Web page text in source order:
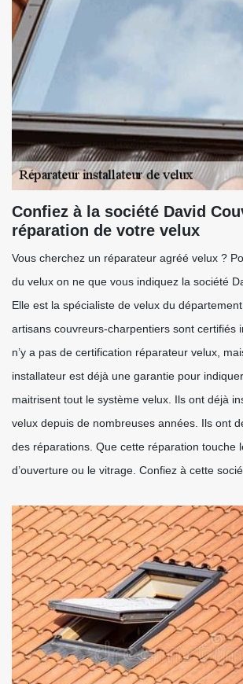
Confiez à la société David
réparation de votre velux
Vous cherchez un réparateur agréé velux ?
du velux on ne que vous indiquez la société
Elle est la spécialiste de velux du
artisans couvreurs-charpentiers sont certifiés
n’y a pas de certification réparateur velux,
installateur est déjà une garantie pour
maitrisent tout le système velux. Ils ont déjà
velux depuis de nombreuses années. Ils ont
des réparations. Que cette réparation touche
d’ouverture ou le vitrage. Confiez à cette